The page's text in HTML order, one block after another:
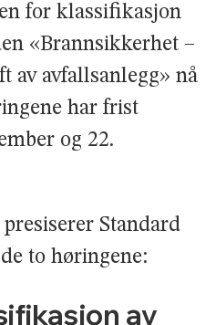
for klassifikasjon
«Brannsikkerhet –
av avfallsanlegg» nå
har frist
og 22.
Standard
to høringene:
av